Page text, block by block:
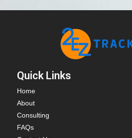
Quick Links
Home
About
Consulting
FAQs